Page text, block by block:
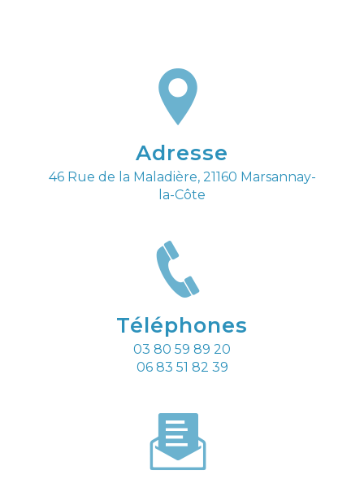
Adresse
46 Rue de la Maladière, 21160 Marsannay-
la-Côte
Téléphones
03 80 59 89 20
06 83 51 82 39